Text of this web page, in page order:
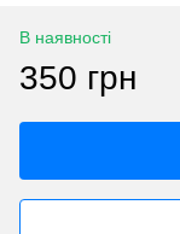
В наявності
350 грн